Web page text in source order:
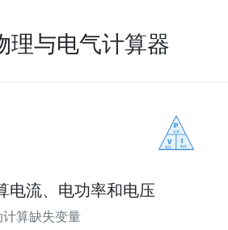
理与电气计算器
电流、电功率和电压
计算缺失变量